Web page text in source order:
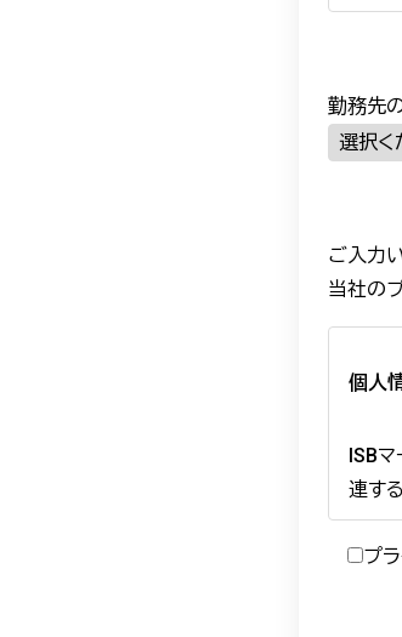
勤務先
ご入力
当社の
個人
ISBマ
連す
最終
プ